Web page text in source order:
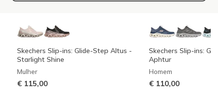
Skechers Slip-ins: Glide-Step Altus -
Starlight Shine
Mulher
€ 115,00
Skechers Slip-ins:
Aphtur
Homem
€ 110,00